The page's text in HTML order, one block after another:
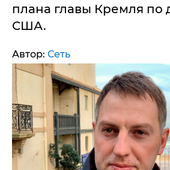
плана главы Кремля по
США.
Автор: Сеть